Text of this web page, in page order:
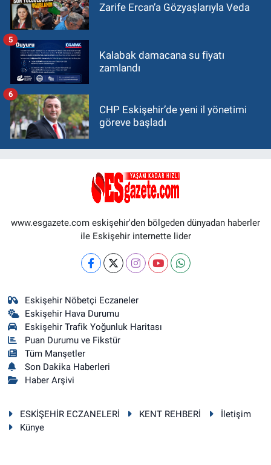
Zarife Ercan’a Gözyaşlarıyla Veda
Kalabak damacana su fiyatı
zamlandı
5
CHP Eskişehir’de yeni il yönetimi
göreve başladı
6
www.esgazete.com eskişehir'den bölgeden dünyadan haberler
ile Eskişehir internette lider
Eskişehir Nöbetçi Eczaneler
Eskişehir Hava Durumu
Eskişehir Trafik Yoğunluk Haritası
Puan Durumu ve Fikstür
Tüm Manşetler
Son Dakika Haberleri
Haber Arşivi
ESKİŞEHİR ECZANELERİ KENT REHBERİ
İletişim
Künye